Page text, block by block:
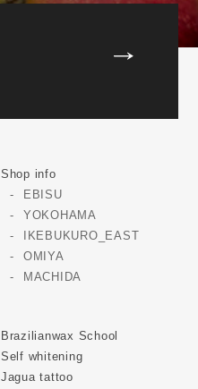
Shop info
EBISU
YOKOHAMA
IKEBUKURO_EAST
OMIYA
MACHIDA
Brazilianwax School
Self whitening
Jagua tattoo